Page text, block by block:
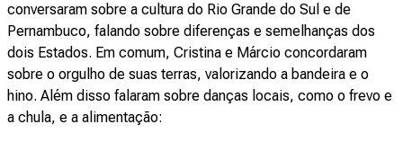
conversaram sobre a cultura do Rio Grande do Sul e de
Pernambuco, falando sobre diferenças e semelhanças dos
dois Estados. Em comum, Cristina e Márcio concordaram
sobre o orgulho de suas terras, valorizando a bandeira e o
hino. Além disso falaram sobre danças locais, como o frevo e
a chula, e a alimentação: